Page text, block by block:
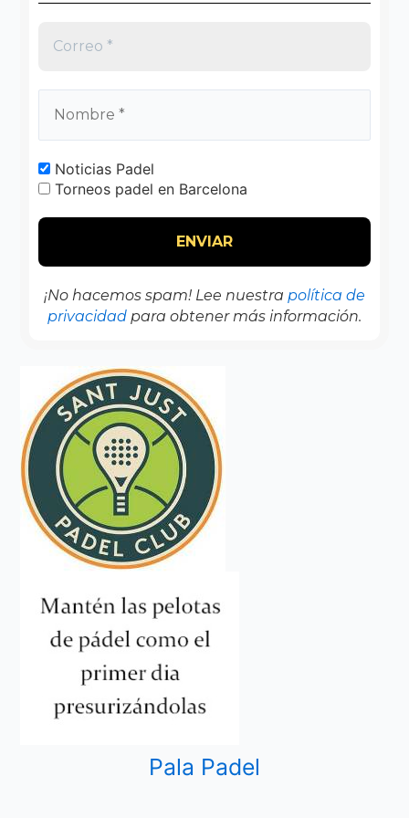
Noticias Padel
Torneos padel en Barcelona
¡No hacemos spam! Lee nuestra política de
privacidad para obtener más información.
Pala Padel